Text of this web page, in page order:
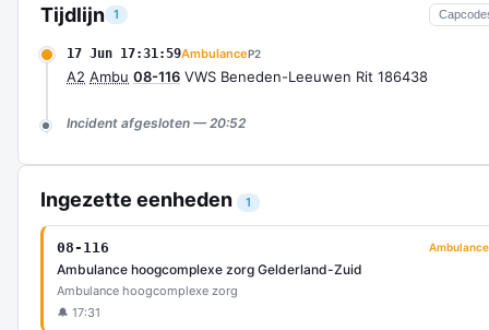
Tijdlijn 1
17 Jun 17:31:59AmbulanceP2
A2 Ambu 08-116 VWS Beneden-Leeuwen Rit 186438
Incident afgesloten — 20:52
Ingezette eenheden 1
08-116 Ambulance
Ambulance hoogcomplexe zorg Gelderland-Zuid
Ambulance hoogcomplexe zorg
🔔 17:31